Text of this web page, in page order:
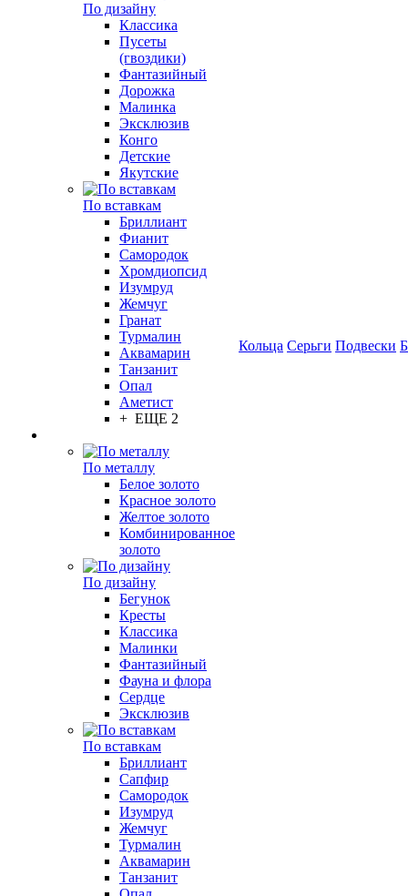
По дизайну
Классика
Пусеты
(гвоздики)
Фантазийный
Дорожка
Малинка
Эксклюзив
Конго
Детские
Якутские
По вставкам
Бриллиант
Фианит
Самородок
Хромдиопсид
Изумруд
Жемчуг
Гранат
Турмалин
Аквамарин
Танзанит
Опал
Аметист
+ ЕЩЕ 2
По металлу
Белое золото
Красное золото
Желтое золото
Комбинированное
золото
По дизайну
Бегунок
Кресты
Классика
Малинки
Фантазийный
Фауна и флора
Сердце
Эксклюзив
По вставкам
Бриллиант
Сапфир
Самородок
Изумруд
Жемчуг
Турмалин
Аквамарин
Танзанит
Кольца Серьги Подвески